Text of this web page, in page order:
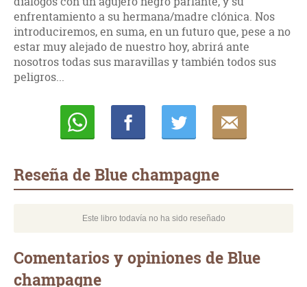
enfrentamiento a su hermana/madre clónica. Nos
introduciremos, en suma, en un futuro que, pese a no
estar muy alejado de nuestro hoy, abrirá ante
nosotros todas sus maravillas y también todos sus
peligros...
Reseña de Blue champagne
Este libro todavía no ha sido reseñado
Comentarios y opiniones de Blue
champagne